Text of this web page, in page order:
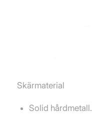
Skärmaterial
Solid hårdmetall.